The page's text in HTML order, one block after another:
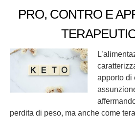
PRO, CONTRO E
apporto di
perdita di peso, ma anche come